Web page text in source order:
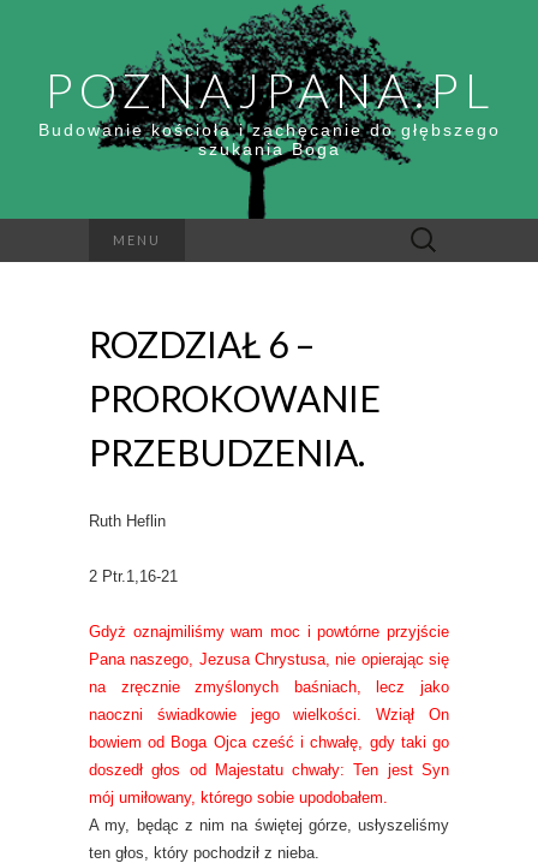
POZNAJPANA.PL
Budowanie kościoła i zachęcanie do głębszego
szukania Boga
MENU Szukaj:
ROZDZIAŁ 6 –
PROROKOWANIE
PRZEBUDZENIA.
Ruth Heflin
2 Ptr.1,16-21
Gdyż oznajmiliśmy wam moc i powtórne przyjście
Pana naszego, Jezusa Chrystusa, nie opierając się
na zręcznie zmyślonych baśniach, lecz jako
naoczni świadkowie jego wielkości. Wziął On
bowiem od Boga Ojca cześć i chwałę, gdy taki go
doszedł głos od Majestatu chwały: Ten jest Syn
mój umiłowany, którego sobie upodobałem.
A my, będąc z nim na świętej górze, usłyszeliśmy
ten głos, który pochodził z nieba.